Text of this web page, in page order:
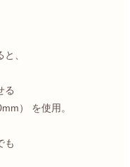
、
る
） を使用。
も